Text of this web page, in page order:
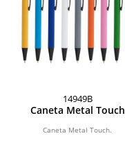
14949B
Caneta Metal Touch
Caneta Metal Touch.